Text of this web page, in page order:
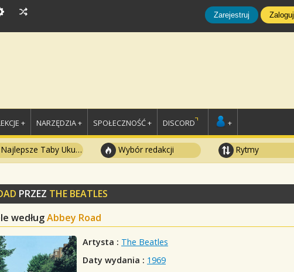
Zarejestruj Zaloguj
+ NARZĘDZIA + SPOŁECZNOŚĆ + DISCORD +
Taby Ukulele Wybór redakcji Rytmy
PRZEZ THE BEATLES
wedługAbbey Road
Artysta : The Beatles
Daty wydania : 1969